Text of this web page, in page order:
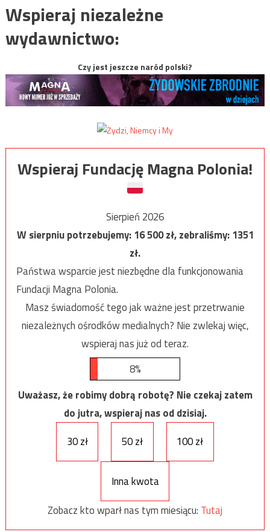
Wspieraj niezależne
wydawnictwo:
Czy jest jeszcze naród polski?
Wspieraj Fundację Magna Polonia!
Sierpień 2026
W sierpniu potrzebujemy:16 500zł, zebraliśmy:1351
zł.
Państwa wsparcie jest niezbędne dla funkcjonowania
Fundacji Magna Polonia.
Masz świadomość tego jak ważne jest przetrwanie
niezależnych ośrodków medialnych? Nie zwlekaj więc,
wspieraj nas już od teraz.
8%
Uważasz, że robimy dobrą robotę? Nie czekaj zatem
do jutra, wspieraj nas od dzisiaj.
30 zł
50 zł 100 zł
Inna kwota
Zobacz kto wparł nas tym miesiącu: Tutaj